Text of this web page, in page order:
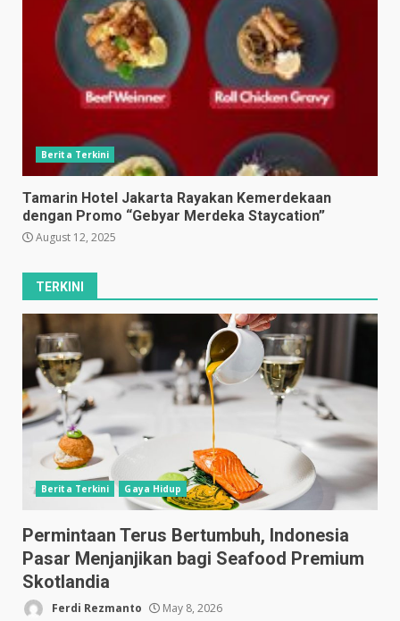
Berita Terkini
Tamarin Hotel Jakarta Rayakan Kemerdekaan
dengan Promo “Gebyar Merdeka Staycation”
August 12, 2025
TERKINI
Berita Terkini Gaya Hidup
Permintaan Terus Bertumbuh, Indonesia
Pasar Menjanjikan bagi Seafood Premium
Skotlandia
Ferdi Rezmanto May 8, 2026